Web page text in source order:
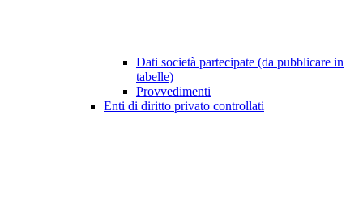
Dati società partecipate (da pubblicare in
tabelle)
Provvedimenti
Enti di diritto privato controllati